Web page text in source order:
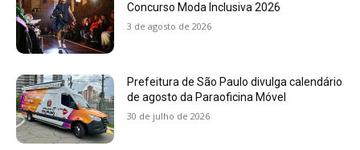
Concurso Moda Inclusiva 2026
3 de agosto de 2026
Prefeitura de São Paulo divulga calendário
de agosto da Paraoficina Móvel
30 de julho de 2026